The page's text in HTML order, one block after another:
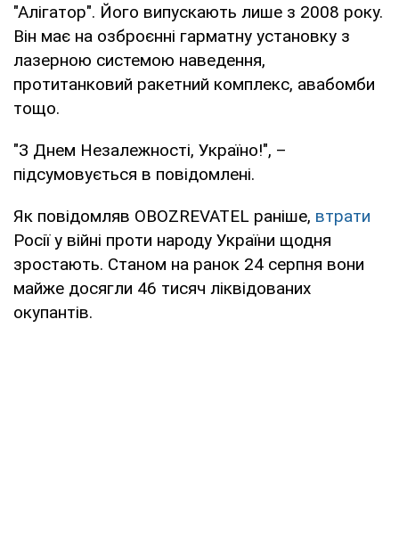
"Алігатор". Його випускають лише з 2008 року.
Він має на озброєнні гарматну установку з
лазерною системою наведення,
протитанковий ракетний комплекс, авабомби
тощо.
"З Днем Незалежності, Україно!", –
підсумовується в повідомлені.
Як повідомляв OBOZREVATEL раніше, втрати
Росії у війні проти народу України щодня
зростають. Станом на ранок 24 серпня вони
майже досягли 46 тисяч ліквідованих
окупантів.